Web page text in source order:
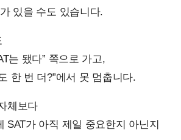
있을 수도 있습니다.
는 됐다” 쪽으로 가고,
한 번 더?”에서 못 멈춥니다.
체보다
SAT가 아직 제일 중요한지 아닌지